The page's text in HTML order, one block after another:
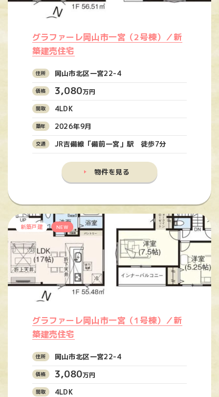
グラファーレ岡山市一宮（2号棟）／新
築建売住宅
岡山市北区一宮22-4
3,080万円
4LDK
2026年9月
JR吉備線「備前一宮」駅 徒歩7分
物件を見る
新築戸建 NEW
グラファーレ岡山市一宮（1号棟）／新
築建売住宅
岡山市北区一宮22-4
3,080万円
4LDK